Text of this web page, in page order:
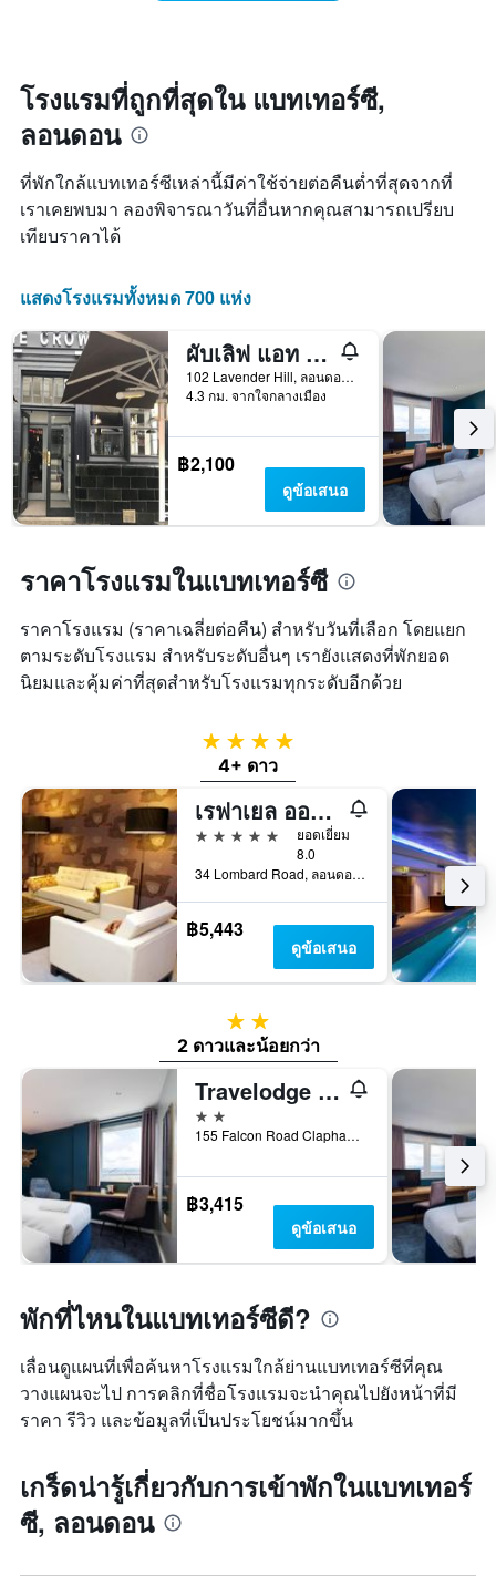
3
วัน
ที่
ผ่าน
มา
แกน
หมวด
โรงแรม
ตาม
ดาว
มี
แกน
Y
1
แกน
แสดง
ราคา
เฉลี่ย
ของ
ห้อง
พัก
ใน
สัปดาห์
ที่
ใน
ช่วง
มา
วัน
ที่
เข้า
พัก
แผนภูมิ
มี
แกน
แกน
จำนวน
วัน
ก่อน
การ
เข้า
พัก
แผนภูมิ
มี
แกน
Y
แกน
แแส
ราคา
เฉลี่ย
ของ
โรงแรมที่ถูกที่สุดใน แบทเทอร์ซี,
ลอนดอน
ที่พักใกล้แบทเทอร์ซีเหล่านี้มีค่าใช้จ่ายต่อคืนต่ำที่สุดจากที่
เราเคยพบมา ลองพิจารณาวันที่อื่นหากคุณสามารถเปรียบ
เทียบราคาได้
แสดงโรงแรมทั้งหมด 700 แห่ง
ผับเลิฟ แอท เดอะ คราวน์, แบทเทอร์ซี - โฮสเทล
102 Lavender Hill, ลอนดอน, สหราชอาณาจักร
4.3 กม. จากใจกลางเมือง
฿2,100
ดูข้อเสนอ
ราคาโรงแรมในแบทเทอร์ซี
ราคาโรงแรม (ราคาเฉลี่ยต่อคืน) สำหรับวันที่เลือก โดยแยก
ตามระดับโรงแรม สำหรับระดับอื่นๆ เรายังแสดงที่พักยอด
นิยมและคุ้มค่าที่สุดสำหรับโรงแรมทุกระดับอีกด้วย
4 ดาว
4+ ดาว
เรฟาเยล ออน เดอะ เล็ฟ แบงค์
5 ดาว
ยอดเยี่ยม
8.0
34 Lombard Road, ลอนดอน, สหราชอาณาจักร
฿5,443
ดูข้อเสนอ
2 ดาว
2 ดาวและน้อยกว่า
Travelodge London Clapham Junction
2 ดาว
155 Falcon Road Clapham, ลอนดอน, สหราชอาณาจักร
฿3,415
ดูข้อเสนอ
พักที่ไหนในแบทเทอร์ซีดี?
เลื่อนดูแผนที่เพื่อค้นหาโรงแรมใกล้ย่านแบทเทอร์ซีที่คุณ
วางแผนจะไป การคลิกที่ชื่อโรงแรมจะนำคุณไปยังหน้าที่มี
ราคา รีวิว และข้อมูลที่เป็นประโยชน์มากขึ้น
เกร็ดน่ารู้เกี่ยวกับการเข้าพักในแบทเทอร์
ซี, ลอนดอน